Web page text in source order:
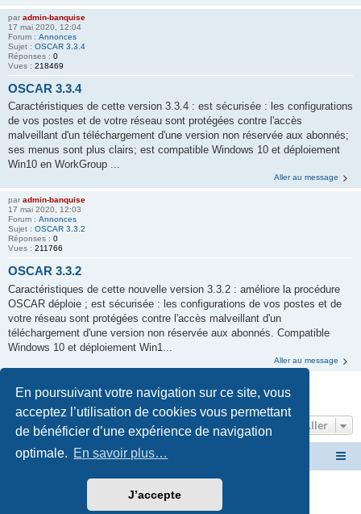
En poursuivant votre navigation sur ce site, vous
acceptez l’utilisation de cookies vous permettant
de bénéficier d’une expérience de navigation
optimale. En savoir plus…
J’accepte
par admin-banquise
17 mai 2020, 12:04
Forum : Annonces
Sujet : OSCAR 3.3.4
Réponses : 0
Vues : 218469
OSCAR 3.3.4
Caractéristiques de cette version 3.3.4 : est sécurisée : les configurations
de vos postes et de votre réseau sont protégées contre l'accès
malveillant d'un téléchargement d'une version non réservée aux abonnés;
ses menus sont plus clairs; est compatible Windows 10 et déploiement
Win10 en WorkGroup ...
Aller au message
par admin-banquise
17 mai 2020, 12:03
Forum : Annonces
Sujet : OSCAR 3.3.2
Réponses : 0
Vues : 211766
OSCAR 3.3.2
Caractéristiques de cette nouvelle version 3.3.2 : améliore la procédure
OSCAR déploie ; est sécurisée : les configurations de vos postes et de
votre réseau sont protégées contre l'accès malveillant d'un
téléchargement d'une version non réservée aux abonnés. Compatible
Windows 10 et déploiement Win1...
Aller au message
La recherche a retourné 14 résultats • Page1sur1
Aller
Site OSCAR Bienvenue sur le nouveau forum OSCAR
Traduction française officielle